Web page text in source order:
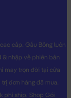
cấp. Gấu Bông luôn
& nhập về phiên bản
may trọn đời tại cửa
đơn hàng đã mua.
phí ship. Shop Gói